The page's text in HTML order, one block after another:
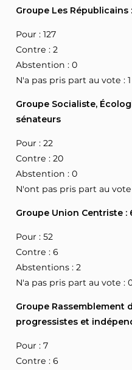
Groupe Les Républicains
Pour : 127
Contre : 2
Abstention : 0
N'a pas pris part au vote : 1
Groupe Socialiste,
sénateurs
Pour : 22
Contre : 20
Abstention : 0
N'ont pas pris part au vote
Groupe Union Centriste :
Pour : 52
Contre : 6
Abstentions : 2
N'a pas pris part au vote :
Groupe Rassemblement
progressistes et
Pour : 7
Contre : 6